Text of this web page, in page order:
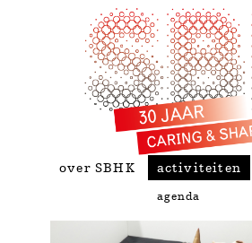
over SBHK activiteiten
agenda